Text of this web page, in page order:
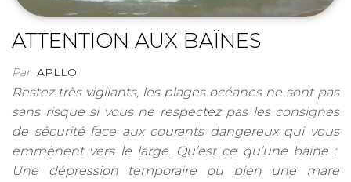
ATTENTION AUX BAÏNES
Par APLLO
Restez très vigilants, les plages océanes ne sont pas
sans risque si vous ne respectez pas les consignes
de sécurité face aux courants dangereux qui vous
emmènent vers le large. Qu’est ce qu’une baïne :
Une dépression temporaire ou bien une mare